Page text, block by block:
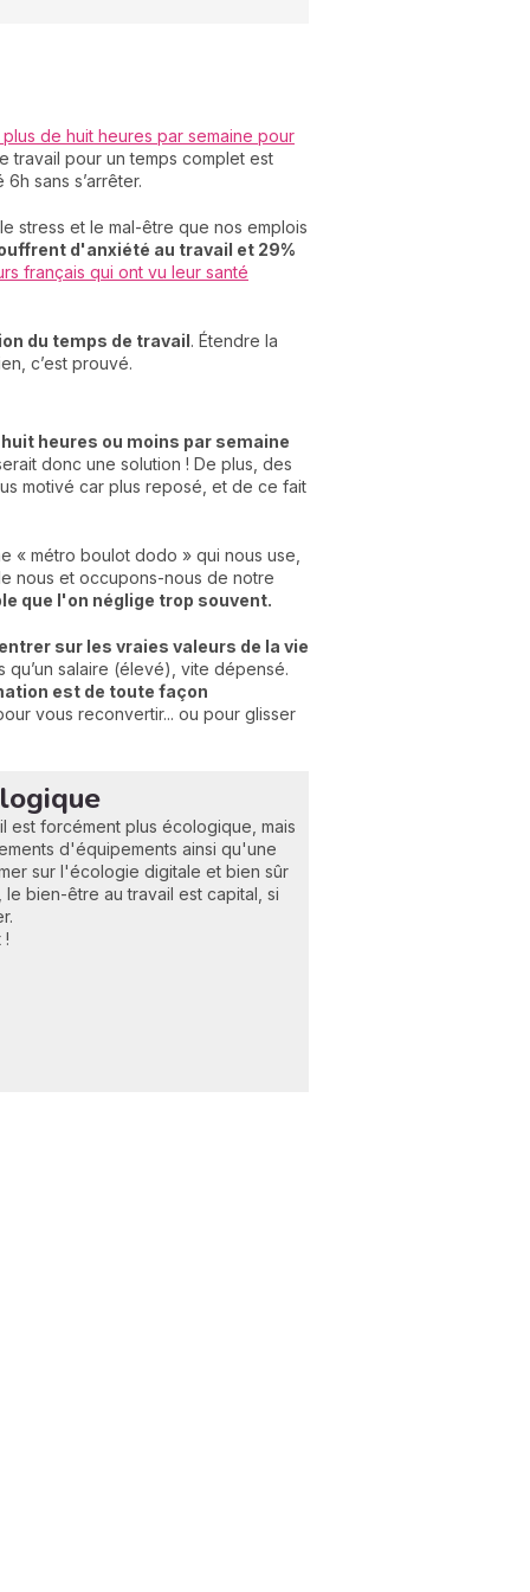
de huit heures par semaine pour
travail pour un temps complet est
sans s’arrêter.
stress et le mal-être que nos emplois
d'anxiété au travail et 29%
français qui ont vu leur santé
du temps de travail. Étendre la
c’est prouvé.
heures ou moins par semaine
donc une solution ! De plus, des
motivé car plus reposé, et de ce fait
« métro boulot dodo » qui nous use,
nous et occupons-nous de notre
que l'on néglige trop souvent.
sur les vraies valeurs de la vie
salaire (élevé), vite dépensé.
est de toute façon
vous reconvertir... ou pour glisser
est forcément plus écologique, mais
d'équipements ainsi qu'une
sur l'écologie digitale et bien sûr
bien-être au travail est capital, si
!